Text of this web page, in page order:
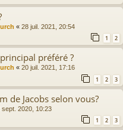
« 28 juil. 2021, 20:54
1 2
préféré ?
« 20 juil. 2021, 17:16
1 2 3
de Jacobs selon vous?
sept. 2020, 10:23
1 2 3